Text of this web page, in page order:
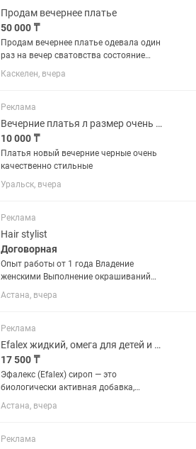
Продам вечернее платье
50 000 ₸
Продам вечернее платье одевала один
раз на вечер сватовства состояние
отличное камни все на месте затяжек
нет размер 46 . Скидка будет
Каскелен, вчера
Реклама
Вечерние платья л размер очень качественно
10 000 ₸
Платья новый вечерние черные очень
качественно стильные
Уральск, вчера
Реклама
Hair stylist
Договорная
Опыт работы от 1 года Владение
женскими Выполнение окрашиваний
любой сложности (однотонное,
мелирование, балаяж, airtouch, шатуш
Знание современных техник и...
Астана, вчера
Реклама
Efalex жидкий, омега для детей и взрослых
17 500 ₸
Эфалекс (Efalex) сироп — это
биологически активная добавка,
содержащая смесь жирных кислот
Омега-3 и Омега-6, предназначенная
(памяти, концентрации внимания) и...
Астана, вчера
Реклама